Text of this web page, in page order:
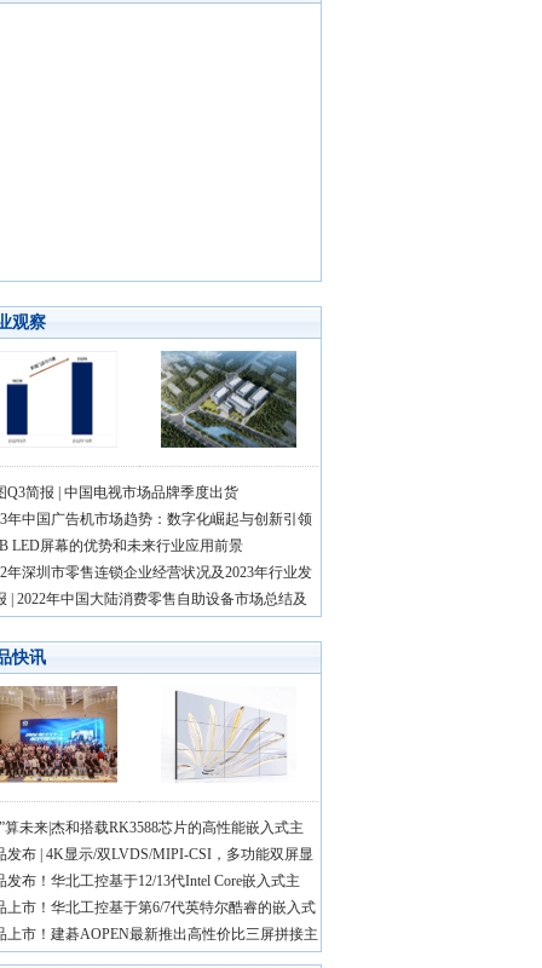
观察
Q3简报 | 中国电视市场品牌季度出货
年中国广告机市场趋势：数字化崛起与创新引领
LED屏幕的优势和未来行业应用前景
年深圳市零售连锁企业经营状况及2023年行业发
| 2022年中国大陆消费零售自助设备市场总结及
快讯
算未来|杰和搭载RK3588芯片的高性能嵌入式主
发布 | 4K显示/双LVDS/MIPI-CSI，多功能双屏显
发布！华北工控基于12/13代Intel Core嵌入式主
上市！华北工控基于第6/7代英特尔酷睿的嵌入式
上市！建碁AOPEN最新推出高性价比三屏拼接主